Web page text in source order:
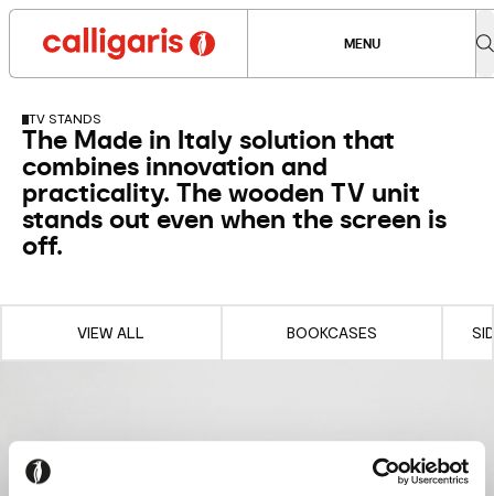
MENU
TV STANDS
The Made in Italy solution that
combines innovation and
practicality. The wooden TV unit
stands out even when the screen is
off.
VIEW ALL BOOKCASES